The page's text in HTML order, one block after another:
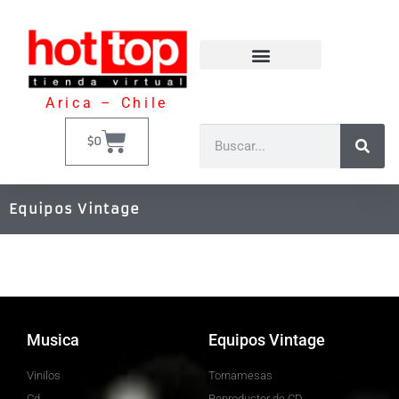
Arica – Chile
$0
Equipos Vintage
Musica
Vinilos
Equipos Vintage
Tornamesas